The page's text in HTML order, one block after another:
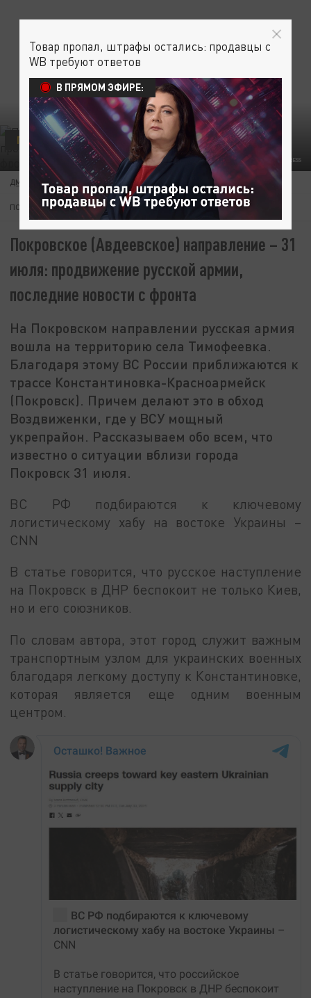
MOD RUSSIA/GLOBALLOOKPRESS
ПОЛИТИКА
ДМИТРИЙ КУНЦОВ 31 ИЮЛЯ 11:02
ПОДПИШИТЕСЬ:
Покровское (Авдеевское) направление – 31
июля: продвижение русской армии,
последние новости с фронта
На Покровском направлении русская армия
вошла на территорию села Тимофеевка.
Благодаря этому ВС России приближаются к
трассе Константиновка-Красноармейск
(Покровск). Причем делают это в обход
Воздвиженки, где у ВСУ мощный
укрепрайон. Рассказываем обо всем, что
известно о ситуации вблизи города
Покровск 31 июля.
ВС РФ подбираются к ключевому
логистическому хабу на востоке Украины –
CNN
В статье говорится, что русское наступление
на Покровск в ДНР беспокоит не только Киев,
но и его союзников.
По словам автора, этот город служит важным
транспортным узлом для украинских военных
благодаря легкому доступу к Константиновке,
которая является еще одним военным
центром.
Товар пропал, штрафы остались: продавцы с
WB требуют ответов
В ПРЯМОМ ЭФИРЕ: